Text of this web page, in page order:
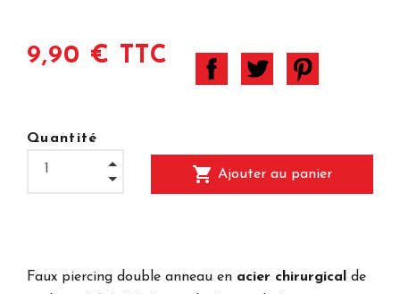
9,90 € TTC
Quantité
shopping_cart Ajouter au panier
Faux piercing double anneau en acier chirurgical
de